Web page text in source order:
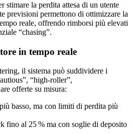
stimare la perdita attesa di un utente
previsioni permettono di ottimizzare la
reale, offrendo rimborsi più elevati
“chasing”.
in tempo reale
il sistema può suddividere i
“high‑roller”,
offerte su misura:
basso, ma con limiti di perdita più
fino al 25 % ma con soglie di deposito